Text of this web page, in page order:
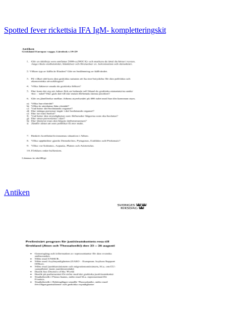
Spotted fever rickettsia IFA IgM- kompletteringskit
Antiken